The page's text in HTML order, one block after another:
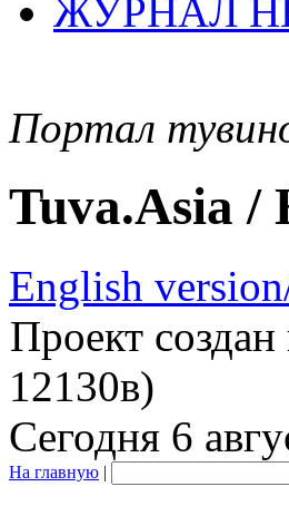
ЖУРНАЛ
Портал
Tuva.Asia /
English
Проект
12130в)
Сегодня 6
На главную |